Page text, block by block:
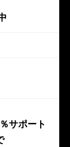
サポート